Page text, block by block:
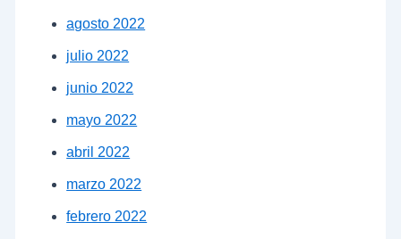
agosto 2022
julio 2022
junio 2022
mayo 2022
abril 2022
marzo 2022
febrero 2022